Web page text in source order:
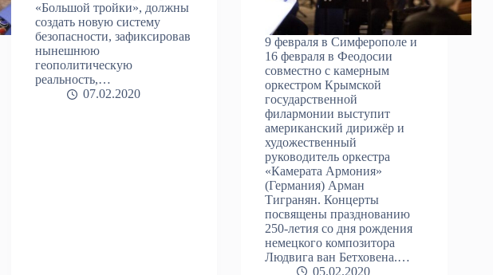
«Большой тройки», должны
создать новую систему
безопасности, зафиксировав
нынешнюю
геополитическую
реальность,…
07.02.2020
9 февраля в Симферополе и
16 февраля в Феодосии
совместно с камерным
оркестром Крымской
государственной
филармонии выступит
американский дирижёр и
художественный
руководитель оркестра
«Камерата Армония»
(Германия) Арман
Тигранян. Концерты
посвящены празднованию
250-летия со дня рождения
немецкого композитора
Людвига ван Бетховена.…
05.02.2020